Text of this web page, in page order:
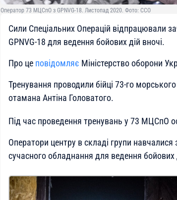
Оператор 73 МЦСпО з GPNVG-18. Листопад 2020. Фото: ССО
Сили Спеціальних Операцій відпрацювали
GPNVG-18 для ведення бойових дій вночі.
Про це повідомляє Міністерство оборони
Тренування проводили бійці 73-го
отамана Антіна Головатого.
Під час проведення тренувань у 73 МЦСпО
Оператори центру в складі групи
сучасного обладнання для ведення бойових